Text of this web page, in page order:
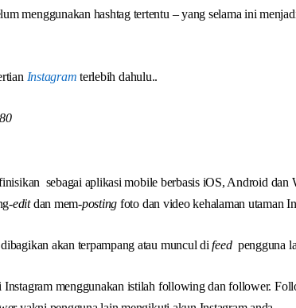
menggunakan hashtag tertentu – yang selama ini
Instagram terlebih dahulu..
sebagai aplikasi mobile berbasis iOS, Android dan
editdan mem-posting foto dan video kehalaman utaman
akan terpampang atau muncul di feed pengguna
Instagram menggunakan istilah following dan follower.